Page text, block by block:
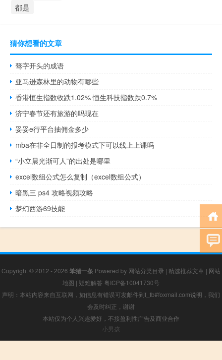
都是
猜你想看的文章
驽字开头的成语
亚马逊森林里的动物有哪些
香港恒生指数收跌1.02% 恒生科技指数跌0.7%
济宁春节还有旅游的吗现在
妥妥e行平台抽佣金多少
mba在非全日制的报考模式下可以线上上课吗
“小立晨光渐可人”的出处是哪里
excel数组公式怎么复制（excel数组公式）
暗黑三 ps4 攻略视频攻略
梦幻西游69技能
Copyright © 2012 - 2026 笨猪一条 Powered by 网站分类目录 | 精选推荐文章 | 网站
地图 | 疑难解答 粤ICP备10041730号
声明：本站内容来自互联网，如信息有错误可发邮件到f_fb#foxmail.com说明，我们
会及时纠正，谢谢
本站仅为个人兴趣爱好，不接盈利性广告及商业合作
小男孩